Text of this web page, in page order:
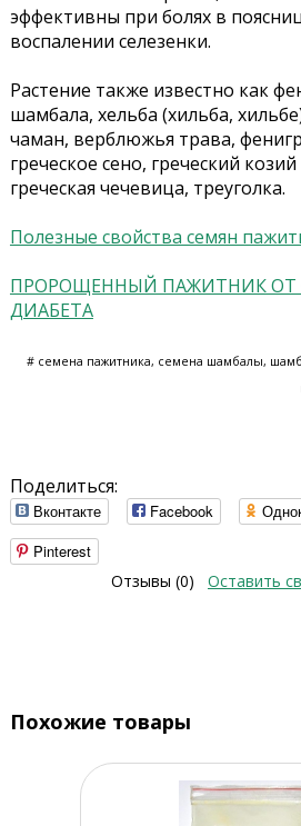
эффективны при болях в
воспалении селезенки.
Растение также известно как
шамбала, хельба (хильба,
чаман, верблюжья трава,
греческое сено, греческий
греческая чечевица, треуголка.
Полезные свойства семян
ПРОРОЩЕННЫЙ ПАЖИТНИК ОТ
ДИАБЕТА
# семена пажитника, семена шамбалы,
Поделиться:
Вконтакте Facebook
Pinterest
Отзывы (0)
Оставить
Похожие товары